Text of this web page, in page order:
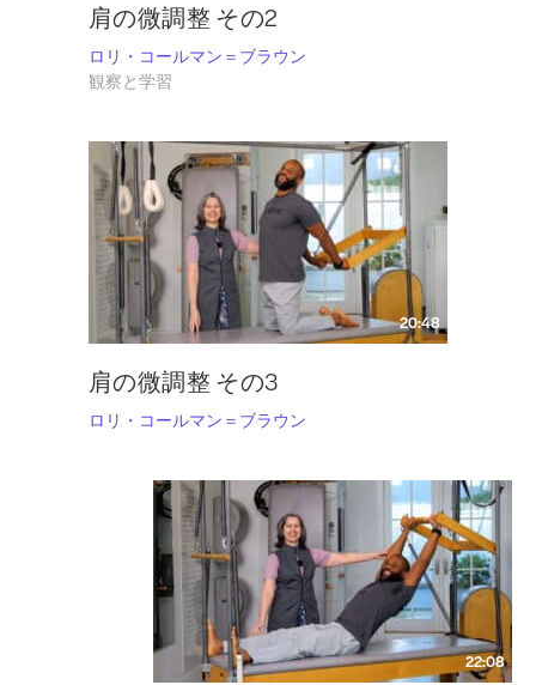
肩の微調整 その2
ロリ・コールマン＝ブラウン
観察と学習
20:48
肩の微調整 その3
ロリ・コールマン＝ブラウン
22:08